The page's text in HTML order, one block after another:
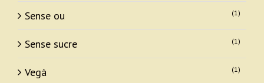
Sense ou (1)
Sense sucre (1)
Vegà (1)